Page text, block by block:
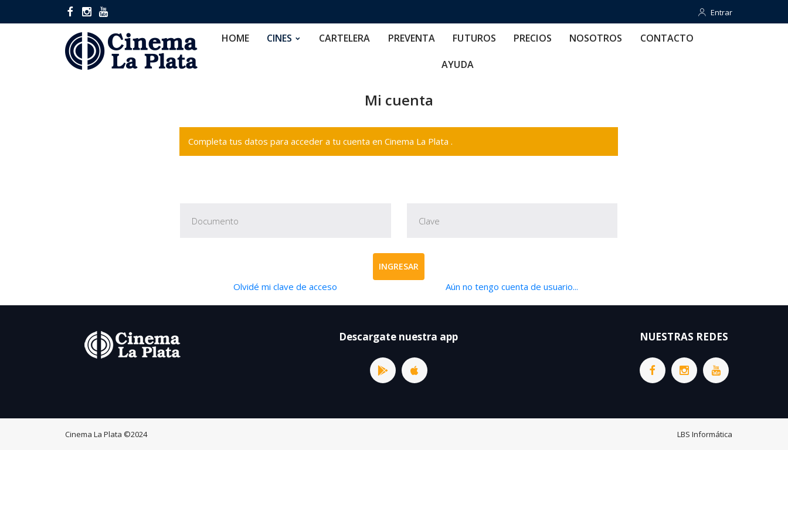
Entrar
Entrar
HOME CINES CARTELERA PREVENTA FUTUROS PRECIOS NOSOTROS CONTACTO
AYUDA
Mi cuenta
Completa tus datos para acceder a tu cuenta en Cinema La Plata .
INGRESAR
Olvidé mi clave de acceso Aún no tengo cuenta de usuario...
Descargate nuestra app NUESTRAS REDES
Cinema La Plata ©2024 LBS Informática